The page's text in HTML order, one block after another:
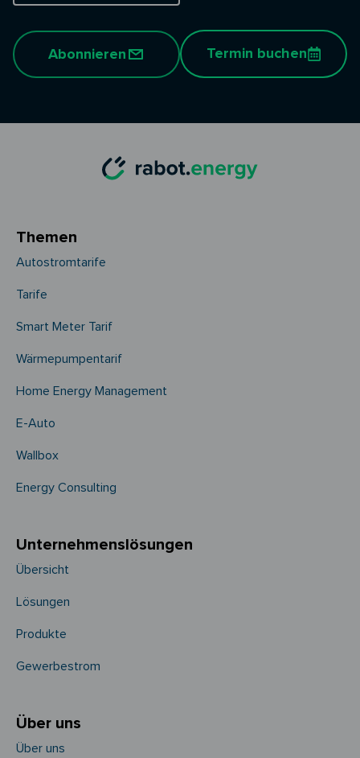
Abonnieren Termin buchen
Themen
Autostromtarife
Tarife
Smart Meter Tarif
Wärmepumpentarif
Home Energy Management
E-Auto
Wallbox
Energy Consulting
Unternehmens­­lösungen
Übersicht
Lösungen
Produkte
Gewerbestrom
Über uns
Über uns